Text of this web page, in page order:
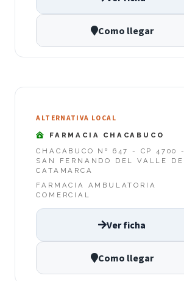
Como llegar
ALTERNATIVA LOCAL
FARMACIA CHACABUCO
CHACABUCO Nº 647 - CP 4700 -
SAN FERNANDO DEL VALLE DE
CATAMARCA
FARMACIA AMBULATORIA
COMERCIAL
Ver ficha
Como llegar